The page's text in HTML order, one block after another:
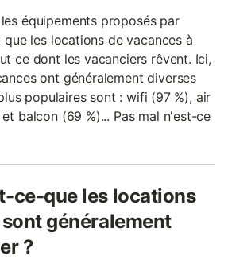
équipements proposés par
les locations de vacances à
ce dont les vacanciers rêvent. Ici,
ont généralement diverses
populaires sont : wifi (97 %), air
balcon (69 %)... Pas mal n'est-ce
ce-que les locations
généralement
?